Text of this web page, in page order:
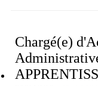
Chargé(e)